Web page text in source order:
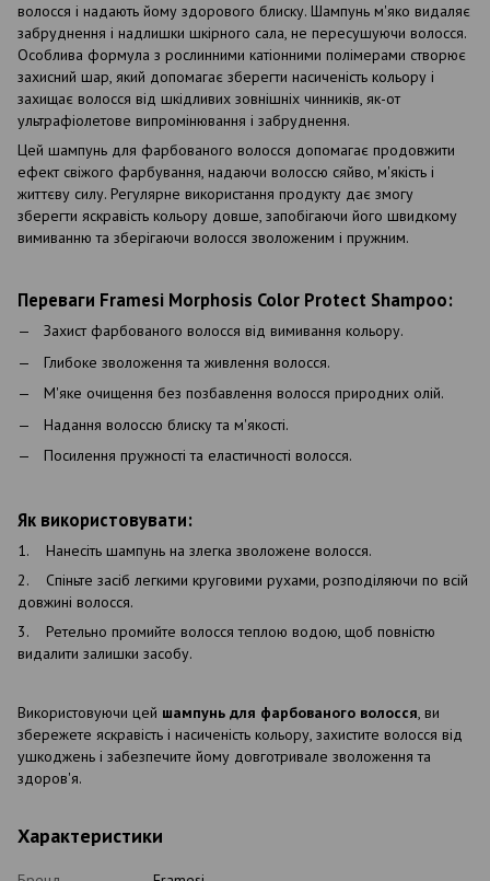
волосся і надають йому здорового блиску. Шампунь м'яко видаляє
забруднення і надлишки шкірного сала, не пересушуючи волосся.
Особлива формула з рослинними катіонними полімерами створює
захисний шар, який допомагає зберегти насиченість кольору і
захищає волосся від шкідливих зовнішніх чинників, як-от
ультрафіолетове випромінювання і забруднення.
Цей шампунь для фарбованого волосся допомагає продовжити
ефект свіжого фарбування, надаючи волоссю сяйво, м'якість і
життєву силу. Регулярне використання продукту дає змогу
зберегти яскравість кольору довше, запобігаючи його швидкому
вимиванню та зберігаючи волосся зволоженим і пружним.
Переваги Framesi Morphosis Color Protect Shampoo:
Захист фарбованого волосся від вимивання кольору.
Глибоке зволоження та живлення волосся.
М'яке очищення без позбавлення волосся природних олій.
Надання волоссю блиску та м'якості.
Посилення пружності та еластичності волосся.
Як використовувати:
1. Нанесіть шампунь на злегка зволожене волосся.
2. Спіньте засіб легкими круговими рухами, розподіляючи по всій
довжині волосся.
3. Ретельно промийте волосся теплою водою, щоб повністю
видалити залишки засобу.
Використовуючи цей шампунь для фарбованого волосся, ви
збережете яскравість і насиченість кольору, захистите волосся від
ушкоджень і забезпечите йому довготривале зволоження та
здоров'я.
Характеристики